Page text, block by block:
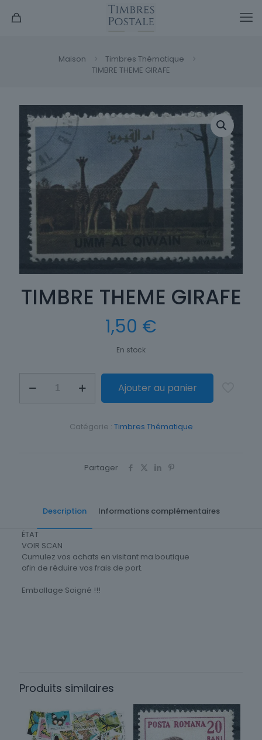
Maison
Timbres Thématique
TIMBRE THEME GIRAFE
TIMBRE THEME GIRAFE
1,50 €
En stock
Ajouter au panier
Catégorie : Timbres Thématique
Partager
Description Informations complémentaires
ÉTAT
VOIR SCAN
Cumulez vos achats en visitant ma boutique
afin de réduire vos frais de port.
Emballage Soigné !!!
Produits similaires